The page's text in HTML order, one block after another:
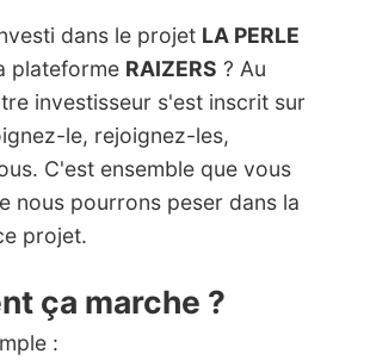
dans le projet LA PERLE
plateforme RAIZERS ? Au
investisseur s'est inscrit sur
le, rejoignez-les,
C'est ensemble que vous
nous pourrons peser dans la
projet.
ça marche ?
: